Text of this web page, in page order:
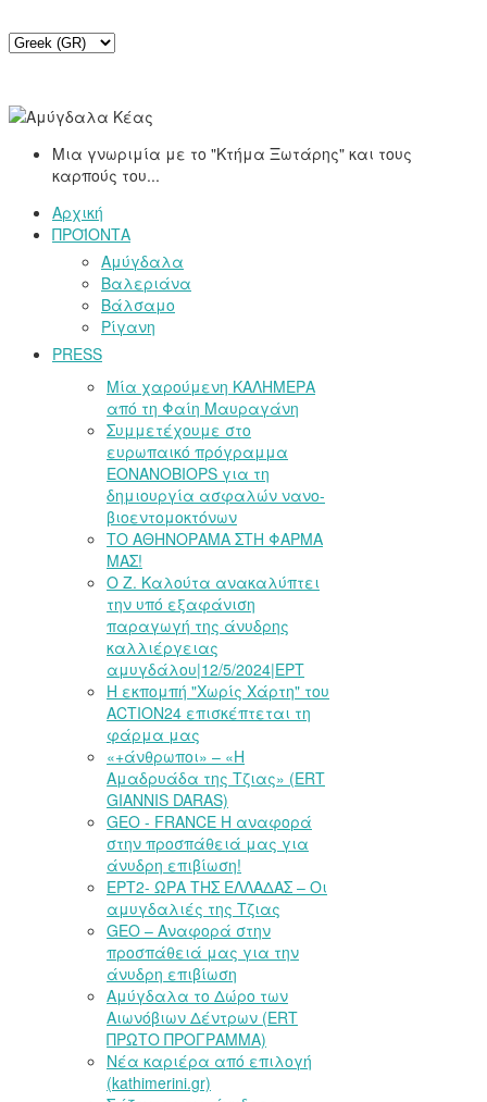
Μια γνωριμία με το "Κτήμα Ξωτάρης" και τους
καρπούς του...
Αρχική
ΠΡΟΪΟΝΤΑ
Αμύγδαλα
Βαλεριάνα
Βάλσαμο
Ρίγανη
PRESS
Μία χαρούμενη ΚΑΛΗΜΕΡΑ
από τη Φαίη Μαυραγάνη
Συμμετέχουμε στο
ευρωπαικό πρόγραμμα
EONANOBIOPS για τη
δημιουργία ασφαλών νανο-
βιοεντομοκτόνων
ΤΟ ΑΘΗΝΟΡΑΜΑ ΣΤΗ ΦΑΡΜΑ
ΜΑΣ!
Ο Ζ. Καλούτα ανακαλύπτει
την υπό εξαφάνιση
παραγωγή της άνυδρης
καλλιέργειας
αμυγδάλου|12/5/2024|ΕΡΤ
Η εκπομπή "Χωρίς Χάρτη" του
ACTION24 επισκέπτεται τη
φάρμα μας
«+άνθρωποι» – «Η
Αμαδρυάδα της Τζιας» (ERT
GIANNIS DARAS)
GEO - FRANCE Η αναφορά
στην προσπάθειά μας για
άνυδρη επιβίωση!
ΕΡΤ2- ΩΡΑ ΤΗΣ ΕΛΛΑΔΑΣ – Οι
αμυγδαλιές της Τζιας
GEO – Αναφορά στην
προσπάθειά μας για την
άνυδρη επιβίωση
Αμύγδαλα το Δώρο των
Αιωνόβιων Δέντρων (ERT
ΠΡΩΤΟ ΠΡΟΓΡΑΜΜΑ)
Νέα καριέρα από επιλογή
(kathimerini.gr)